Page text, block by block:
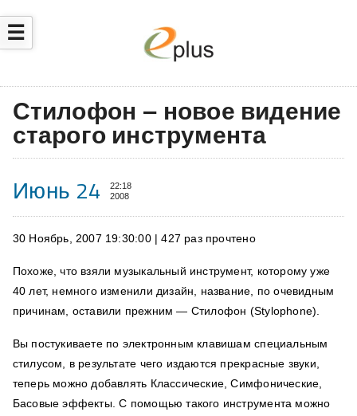
☰
Стилофон – новое видение
старого инструмента
Июнь 24
22:18
2008
30 Ноябрь, 2007 19:30:00 | 427 раз прочтено
Похоже, что взяли музыкальный инструмент, которому уже
40 лет, немного изменили дизайн, название, по очевидным
причинам, оставили прежним — Стилофон (Stylophone).
Вы постукиваете по электронным клавишам специальным
стилусом, в результате чего издаются прекрасные звуки,
теперь можно добавлять Классические, Симфонические,
Басовые эффекты. С помощью такого инструмента можно